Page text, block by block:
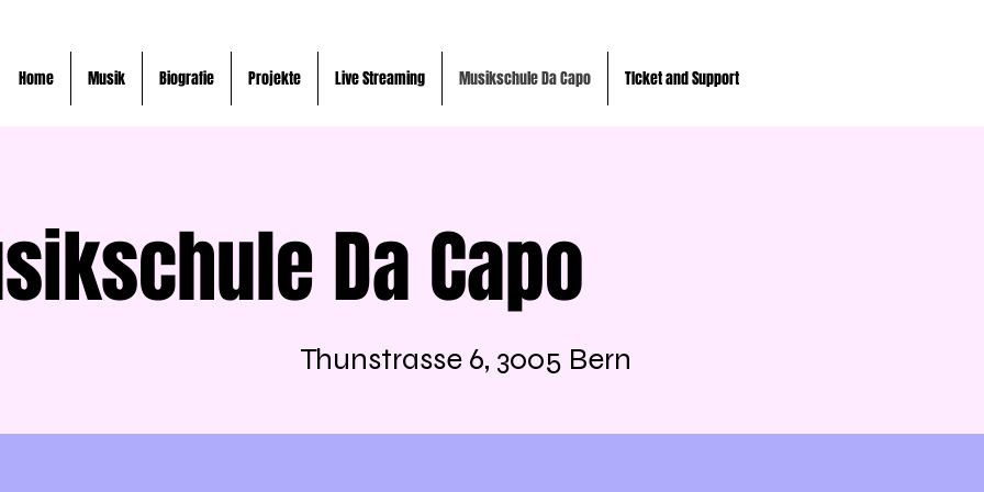
Home Musik Biografie Projekte Live Streaming Musikschule Da Capo TIcket and Support
Da Capo
Thunstrasse 6, 3005 Bern